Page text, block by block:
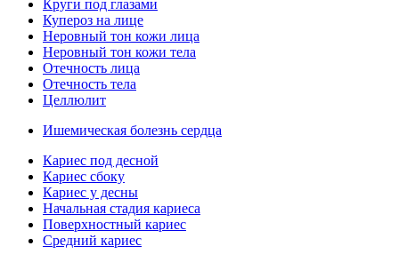
Круги под глазами
Купероз на лице
Неровный тон кожи лица
Неровный тон кожи тела
Отечность лица
Отечность тела
Целлюлит
Ишемическая болезнь сердца
Кариес под десной
Кариес сбоку
Кариес у десны
Начальная стадия кариеса
Поверхностный кариес
Средний кариес